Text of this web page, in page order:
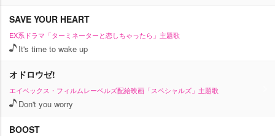
SAVE YOUR HEART
EX系ドラマ「ターミネーターと恋しちゃったら」主題歌
It's time to wake up
オドロウゼ!
エイベックス・フィルムレーベルズ配給映画「スペシャルズ」主題歌
Don't you worry
BOOST